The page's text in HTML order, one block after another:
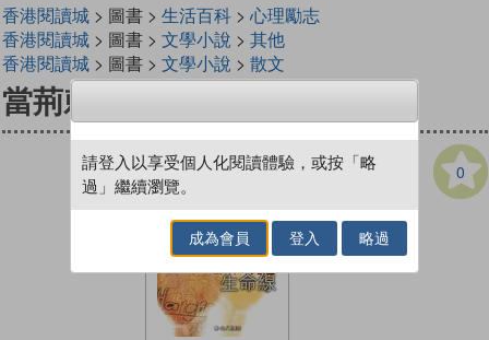
香港閱讀城> 圖書 > 生活百科> 心理勵志
香港閱讀城> 圖書 > 文學小說 > 其他
香港閱讀城> 圖書 > 文學小說 > 散文
當荊棘闖進生命線
0
請登入以享受個人化閱讀體驗，或按「略
過」繼續瀏覽。
成為會員 登入 略過